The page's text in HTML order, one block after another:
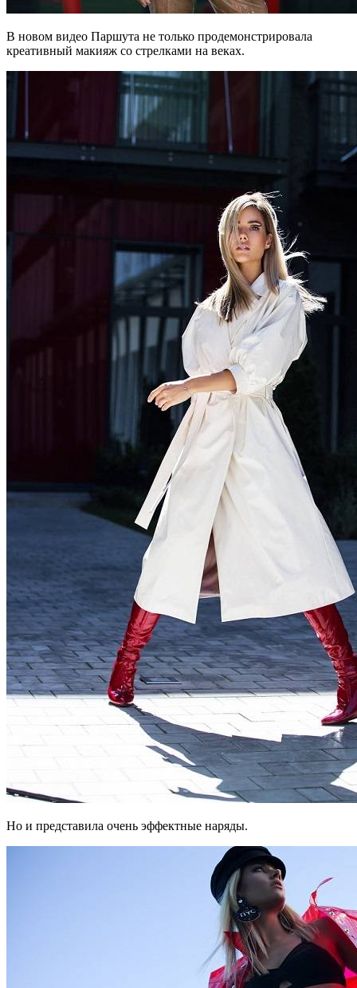
В новом видео Паршута не только продемонстрировала
креативный макияж со стрелками на веках.
Но и представила очень эффектные наряды.